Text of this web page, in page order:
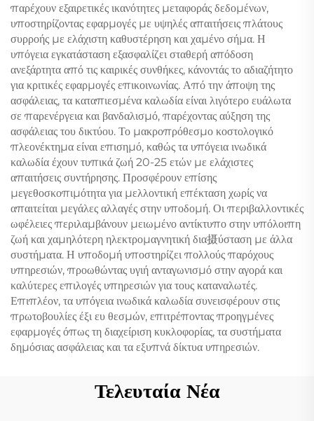
παρέχουν εξαιρετικές ικανότητες μεταφοράς δεδομένων,
υποστηρίζοντας εφαρμογές με υψηλές απαιτήσεις πλάτους
συρροής με ελάχιστη καθυστέρηση και χαμένο σήμα. Η
υπόγεια εγκατάσταση εξασφαλίζει σταθερή απόδοση
ανεξάρτητα από τις καιρικές συνθήκες, κάνοντάς το αδιαζήτητο
για κριτικές εφαρμογές επικοινωνίας. Από την άποψη της
ασφάλειας, τα καταπιεσμένα καλωδία είναι λιγότερο ευάλωτα
σε παρενέργεια και βανδαλισμό, παρέχοντας αύξηση της
ασφάλειας του δικτύου. Το μακροπρόθεσμο κοστολογικό
πλεονέκτημα είναι επισημό, καθώς τα υπόγεια ινωδικά
καλωδία έχουν τυπικά ζωή 20-25 ετών με ελάχιστες
απαιτήσεις συντήρησης. Προσφέρουν επίσης
μεγεθοσκοπιμότητα για μελλοντική επέκταση χωρίς να
απαιτείται μεγάλες αλλαγές στην υποδομή. Οι περιβαλλοντικές
ωφέλειες περιλαμβάνουν μειωμένο αντίκτυπο στην υπόλοιπη
ζωή και χαμηλότερη ηλεκτρομαγνητική δια摄ύσταση με άλλα
συστήματα. Η υποδομή υποστηρίζει πολλούς παρόχους
υπηρεσιών, προωθώντας υγιή ανταγωνισμό στην αγορά και
καλύτερες επιλογές υπηρεσιών για τους καταναλωτές.
Επιπλέον, τα υπόγεια ινωδικά καλωδία συνεισφέρουν στις
πρωτοβουλίες έξι ευ θεσμών, επιτρέποντας προηγμένες
εφαρμογές όπως τη διαχείριση κυκλοφορίας, τα συστήματα
δημόσιας ασφάλειας και τα εξυπνά δίκτυα υπηρεσιών.
Τελευταία Νέα